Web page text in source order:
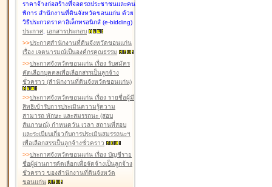
ราคาจ้างก่อสร้างที่จอดรถประชาชนและคน
พิการ สำนักงานที่ดินจังหวัดขอนแก่น ด้วย
วิธีประกวดราคาอิเล็กทรอนิกส์ (e-bidding)
ประกาศ, เอกสารประกอบ
>>ประกาศสำนักงานที่ดินจังหวัดขอนแก่น
เรื่อง เจตนารมณ์เป็นองค์กรคุณธรรม
>>ประกาศจังหวัดขอนแก่น เรื่อง รับสมัคร
คัดเลือกบุคคลเพื่อเลือกสรรเป็นลูกจ้าง
ชั่วคราว (สำนักงานที่ดินจังหวัดขอนแก่น)
>>ประกาศจังหวัดขอนแก่น เรื่อง รายชื่อผู้มี
สิทธิเข้ารับการประเมินความรู้ความ
สามารถ ทักษะ และสมรรถนะ (สอบ
สัมภาษณ์) กำหนดวัน เวลา สถานที่สอบ
และระเบียบเกี่ยวกับการประเมินสมรรถนะฯ
เพื่อเลือกสรรเป็นลูกจ้างชั่วคราว
>>ประกาศจังหวัดขอนแก่น เรื่อง บัญชีราย
ชื่อผู้ผ่านการคัดเลือกเพื่อจัดจ้างเป็นลูกจ้าง
ชั่วคราว ของสำนักงานที่ดินจังหวัด
ขอนแก่น